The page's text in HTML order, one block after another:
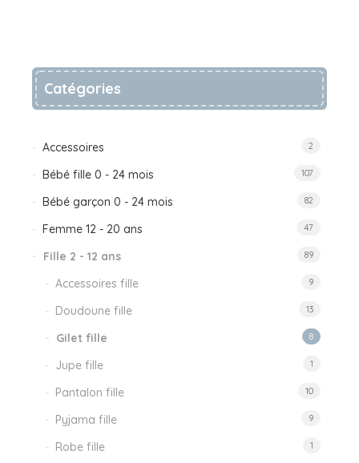
Catégories
Accessoires 2
Bébé fille 0 - 24 mois 107
Bébé garçon 0 - 24 mois 82
Femme 12 - 20 ans 47
Fille 2 - 12 ans 89
Accessoires fille 9
Doudoune fille 13
Gilet fille 8
Jupe fille 1
Pantalon fille 10
Pyjama fille 9
Robe fille 1